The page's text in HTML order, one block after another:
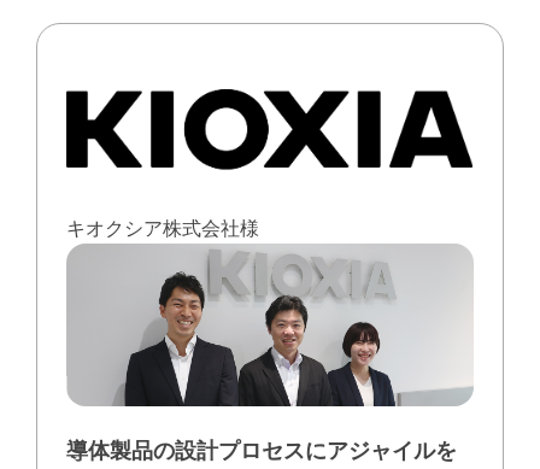
キオクシア株式会社様
導体製品の設計プロセスにアジャイルを